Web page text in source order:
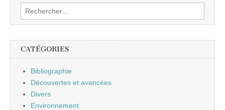
Rechercher :
CATÉGORIES
Bibliographie
Découvertes et avancées
Divers
Environnement